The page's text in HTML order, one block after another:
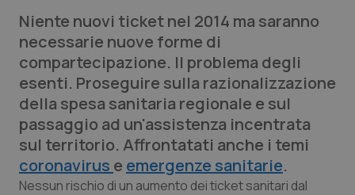
Lettere al direttore
Edizioni Regionali
QS Pro
Professionisti Sanitari.AI
Abruzzo
QS Pro Gold
Niente nuovi ticket nel 2014 ma saranno
necessarie nuove forme di
compartecipazione. Il problema degli
esenti. Proseguire sulla razionalizzazione
della spesa sanitaria regionale e sul
passaggio ad un'assistenza incentrata
sul territorio. Affrontatati anche i temi
coronavirus e emergenze sanitarie.
Nessun rischio di un aumento dei ticket sanitari dal